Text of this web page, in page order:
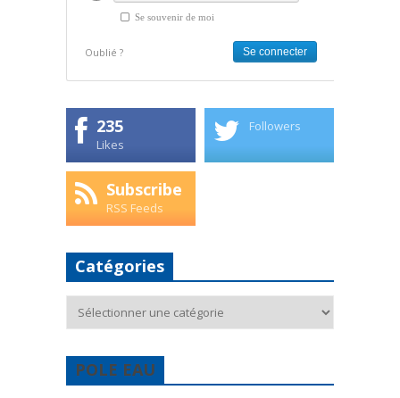
Se souvenir de moi
Oublié ?
235
Likes
Followers
Subscribe
RSS Feeds
Catégories
POLE EAU